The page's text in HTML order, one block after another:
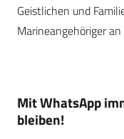
Geistlichen und
Marineangehöriger
Mit WhatsApp
bleiben!